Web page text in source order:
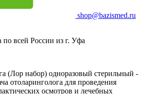
shop@bazismed.ru
по всей России из г. Уфа
(Лор набор) одноразовый стерильный -
отоларинголога для проведения
осмотров и лечебных